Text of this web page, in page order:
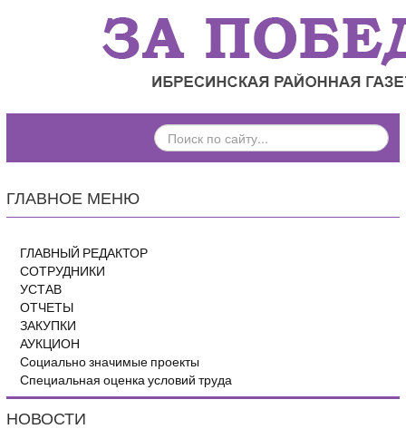
ПОИСК
ПО
ГЛАВНОЕ МЕНЮ
ГЛАВНЫЙ РЕДАКТОР
СОТРУДНИКИ
УСТАВ
ОТЧЕТЫ
ЗАКУПКИ
АУКЦИОН
Социально значимые проекты
Специальная оценка условий труда
НОВОСТИ